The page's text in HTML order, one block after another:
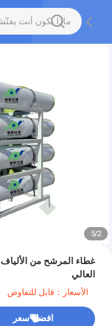
2
/
5
غطاء المرشح من
العالي
الأسعار：قابل للتفاوض
افضل سعر